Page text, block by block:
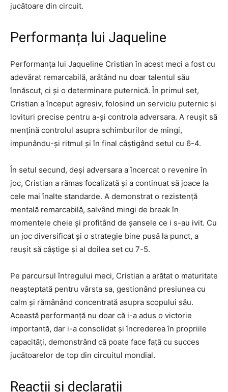
jucătoare din circuit.
Performanța lui Jaqueline
Performanța lui Jaqueline Cristian în acest meci a fost cu
adevărat remarcabilă, arătând nu doar talentul său
înnăscut, ci și o determinare puternică. În primul set,
Cristian a început agresiv, folosind un serviciu puternic și
lovituri precise pentru a-și controla adversara. A reușit să
mențină controlul asupra schimburilor de mingi,
impunându-și ritmul și în final câștigând setul cu 6-4.
În setul secund, deși adversara a încercat o revenire în
joc, Cristian a rămas focalizată și a continuat să joace la
cele mai înalte standarde. A demonstrat o rezistență
mentală remarcabilă, salvând mingi de break în
momentele cheie și profitând de șansele ce i s-au ivit. Cu
un joc diversificat și o strategie bine pusă la punct, a
reușit să câștige și al doilea set cu 7-5.
Pe parcursul întregului meci, Cristian a arătat o maturitate
neașteptată pentru vârsta sa, gestionând presiunea cu
calm și rămânând concentrată asupra scopului său.
Această performanță nu doar că i-a adus o victorie
importantă, dar i-a consolidat și încrederea în propriile
capacități, demonstrând că poate face față cu succes
jucătoarelor de top din circuitul mondial.
Reacții și declarații